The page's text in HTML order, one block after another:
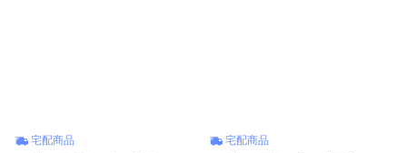
宅配商品 宅配商品